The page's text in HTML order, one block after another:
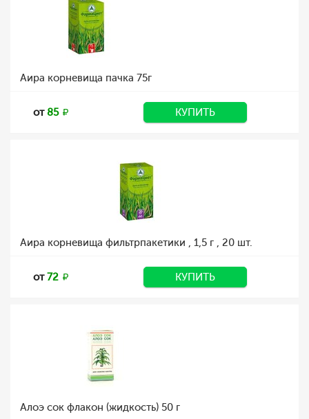
Аира корневища пачка 75г
от85 КУПИТЬ
Аира корневища фильтрпакетики , 1,5 г , 20 шт.
от72 КУПИТЬ
Алоэ сок флакон (жидкость) 50 г